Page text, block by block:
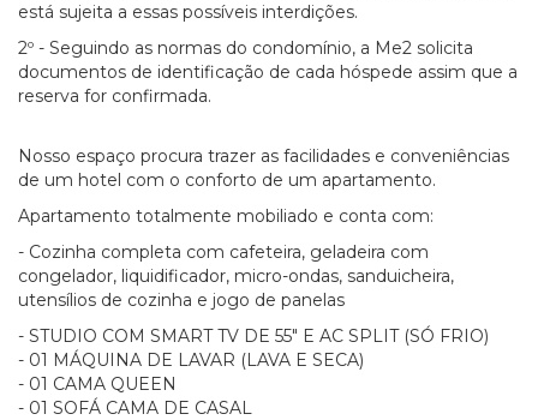
está sujeita a essas possíveis interdições.
2º - Seguindo as normas do condomínio, a Me2 solicita
documentos de identificação de cada hóspede assim que a
reserva for confirmada.
Nosso espaço procura trazer as facilidades e conveniências
de um hotel com o conforto de um apartamento.
Apartamento totalmente mobiliado e conta com:
- Cozinha completa com cafeteira, geladeira com
congelador, liquidificador, micro-ondas, sanduicheira,
utensílios de cozinha e jogo de panelas
- STUDIO COM SMART TV DE 55" E AC SPLIT (SÓ FRIO)
- 01 MÁQUINA DE LAVAR (LAVA E SECA)
- 01 CAMA QUEEN
- 01 SOFÁ CAMA DE CASAL